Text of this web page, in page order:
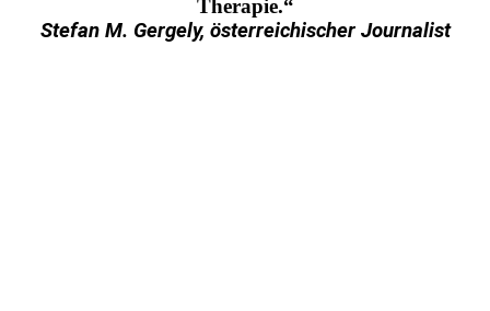
Therapie.“
Stefan M. Gergely, österreichischer Journalist